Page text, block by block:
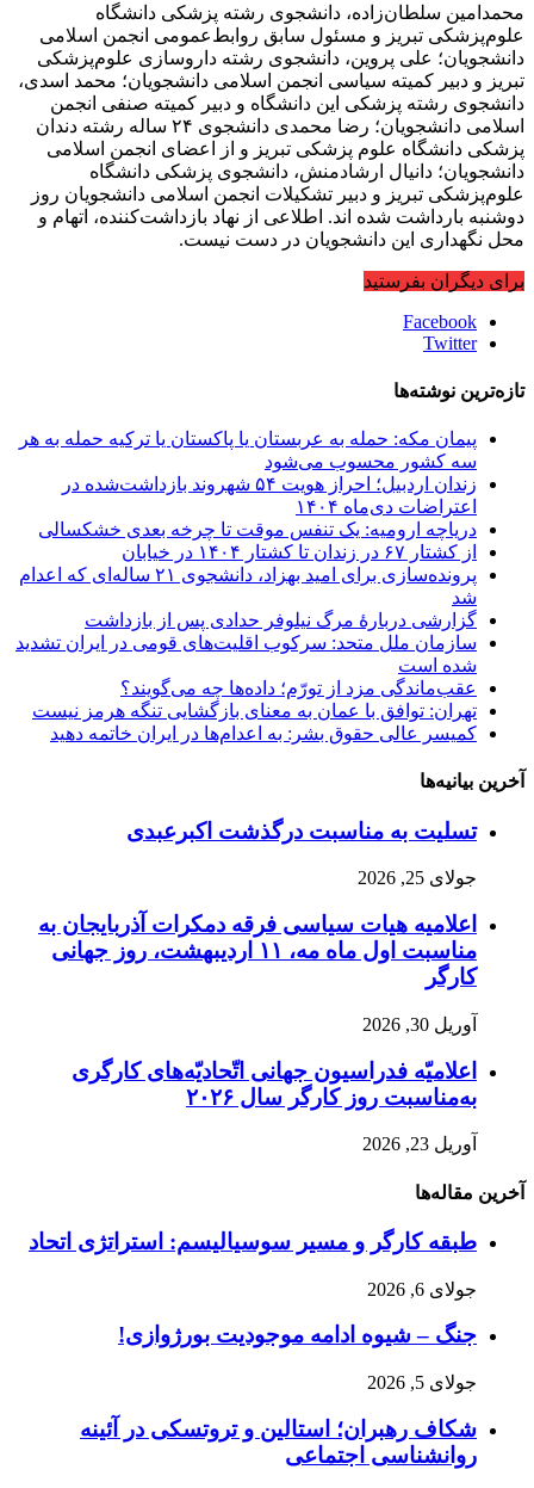
محمدامین سلطان‌زاده، دانشجوی رشته پزشکی دانشگاه
علوم‌پزشکی تبریز و مسئول سابق روابط‌عمومی انجمن اسلامی
دانشجویان؛ علی پروین، دانشجوی رشته داروسازی علوم‌پزشکی
تبریز و دبیر کمیته سیاسی انجمن اسلامی دانشجویان؛ محمد اسدی،
دانشجوی رشته پزشکی این دانشگاه و دبیر کمیته صنفی انجمن
اسلامی دانشجویان؛ رضا محمدی دانشجوی ۲۴ ساله رشته دندان
پزشکی دانشگاه علوم پزشکی تبریز و از اعضای انجمن اسلامی
دانشجویان؛ دانیال ارشادمنش، دانشجوی پزشکی دانشگاه
علوم‌پزشکی تبریز و دبیر تشکیلات انجمن اسلامی دانشجویان روز
دوشنبه بارداشت شده اند. اطلاعی از نهاد بازداشت‌کننده، اتهام و
محل نگهداری این دانشجویان در دست نیست.
برای دیگران بفرستید
Facebook
Twitter
تازه‌ترین نوشته‌ها
پیمان مکه: حمله به عربستان یا پاکستان یا ترکیه حمله به هر
سه کشور محسوب می‌شود
زندان اردبیل؛ احراز هویت ۵۴ شهروند بازداشت‌شده در
اعتراضات دی‌ماه ۱۴۰۴
دریاچه ارومیه: یک تنفس موقت تا چرخه بعدی خشکسالی
از کشتار ۶۷ در زندان تا کشتار ۱۴۰۴ در خیابان
پرونده‌سازی برای امید بهزاد، دانشجوی ۲۱ ساله‌ای که اعدام
شد
گزارشی دربارهٔ مرگ نیلوفر حدادی پس از بازداشت
سازمان ملل متحد: سرکوب اقلیت‌های قومی در ایران تشدید
شده است
عقب‌ماندگی مزد از تورّم؛ داده‌ها چه می‌گویند؟
تهران: توافق با عمان به معنای بازگشایی تنگه هرمز نیست
کمیسر عالی حقوق بشر: به اعدام‌ها در ایران خاتمه دهید
آخرین بیانیه‌ها
تسلیت به مناسبت درگذشت اکبرعبدی
جولای 25, 2026
اعلامیه هیات سیاسی فرقه دمکرات آذربایجان به
مناسبت اول ماه مه، ۱۱ اردیبهشت، روز جهانی
کارگر
آوریل 30, 2026
اعلامیّه فدراسیون جهانی اتّحادیّه‌های کارگری
به‌مناسبت روز کارگر سال ۲۰۲۶
آوریل 23, 2026
آخرین مقاله‌ها
طبقه کارگر و مسیر سوسیالیسم: استراتژی اتحاد
جولای 6, 2026
جنگ – شیوه ادامه موجودیت بورژوازی!
جولای 5, 2026
شکاف رهبران؛ استالین و تروتسکی در آئینه
روانشناسی اجتماعی